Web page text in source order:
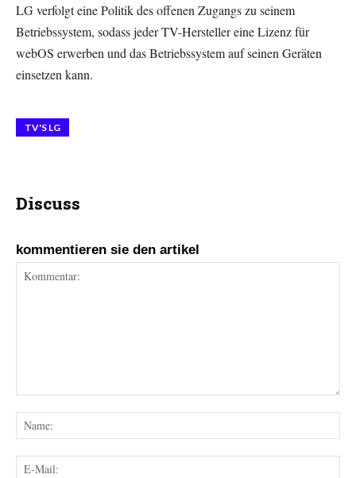
LG verfolgt eine Politik des offenen Zugangs zu seinem
Betriebssystem, sodass jeder TV-Hersteller eine Lizenz für
webOS erwerben und das Betriebssystem auf seinen Geräten
einsetzen kann.
TV'S LG
Discuss
kommentieren sie den artikel